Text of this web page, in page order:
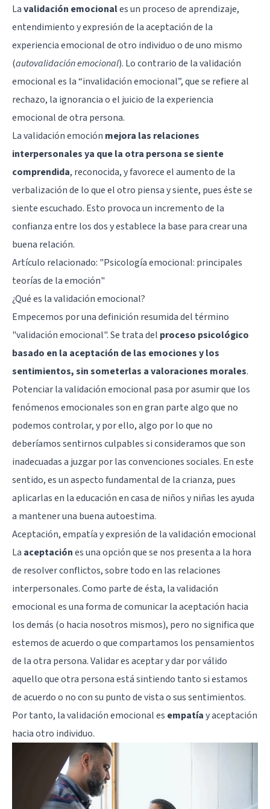
Lavalidación emocionales un proceso de aprendizaje,
entendimiento y expresión de la aceptación de la
experiencia emocional de otro individuo o de uno mismo
(autovalidación emocional). Lo contrario de la validación
emocional es la “invalidación emocional”, que se refiere al
rechazo, la ignorancia o el juicio de la experiencia
emocional de otra persona.
La validación emoción mejora las relaciones
interpersonales ya que la otra persona se siente
comprendida, reconocida, y favorece el aumento de la
verbalización de lo que el otro piensa y siente, pues éste se
siente escuchado. Esto provoca un incremento de la
confianza entre los dos y establece la base para crear una
buena relación.
Artículo relacionado: "Psicología emocional: principales
teorías de la emoción"
¿Qué es la validación emocional?
Empecemos por una definición resumida del término
"validación emocional". Se trata del proceso psicológico
basado en la aceptación de las emociones y los
sentimientos, sin someterlas a valoraciones morales.
Potenciar la validación emocional pasa por asumir que los
fenómenos emocionales son en gran parte algo que no
podemos controlar, y por ello, algo por lo que no
deberíamos sentirnos culpables si consideramos que son
inadecuadas a juzgar por las convenciones sociales. En este
sentido, es un aspecto fundamental de la crianza, pues
aplicarlas en la educación en casa de niños y niñas les ayuda
a mantener una buena autoestima.
Aceptación, empatía y expresión de la validación emocional
La aceptaciónes una opción que se nos presenta a la hora
de resolver conflictos, sobre todo en las relaciones
interpersonales. Como parte de ésta, la validación
emocional es una forma de comunicar la aceptación hacia
los demás (o hacia nosotros mismos), pero no significa que
estemos de acuerdo o que compartamos los pensamientos
de la otra persona. Validar es aceptar y dar por válido
aquello que otra persona está sintiendo tanto si estamos
de acuerdo o no con su punto de vista o sus sentimientos.
Por tanto, la validación emocional es empatíay aceptación
hacia otro individuo.